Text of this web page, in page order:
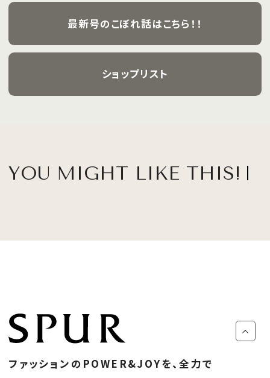
最新号のこぼれ話はこちら！！
ショップリスト
YOU MIGHT LIKE THIS!
ファッションのPOWER&JOYを、全力で